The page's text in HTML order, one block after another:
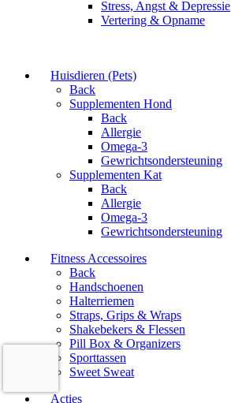
Stress, Angst & Depressie
Vertering & Opname
Huisdieren (Pets)
Back
Supplementen Hond
Back
Allergie
Omega-3
Gewrichtsondersteuning
Supplementen Kat
Back
Allergie
Omega-3
Gewrichtsondersteuning
Fitness Accessoires
Back
Handschoenen
Halterriemen
Straps, Grips & Wraps
Shakebekers & Flessen
Pill Box & Organizers
Sporttassen
Sweet Sweat
Acties